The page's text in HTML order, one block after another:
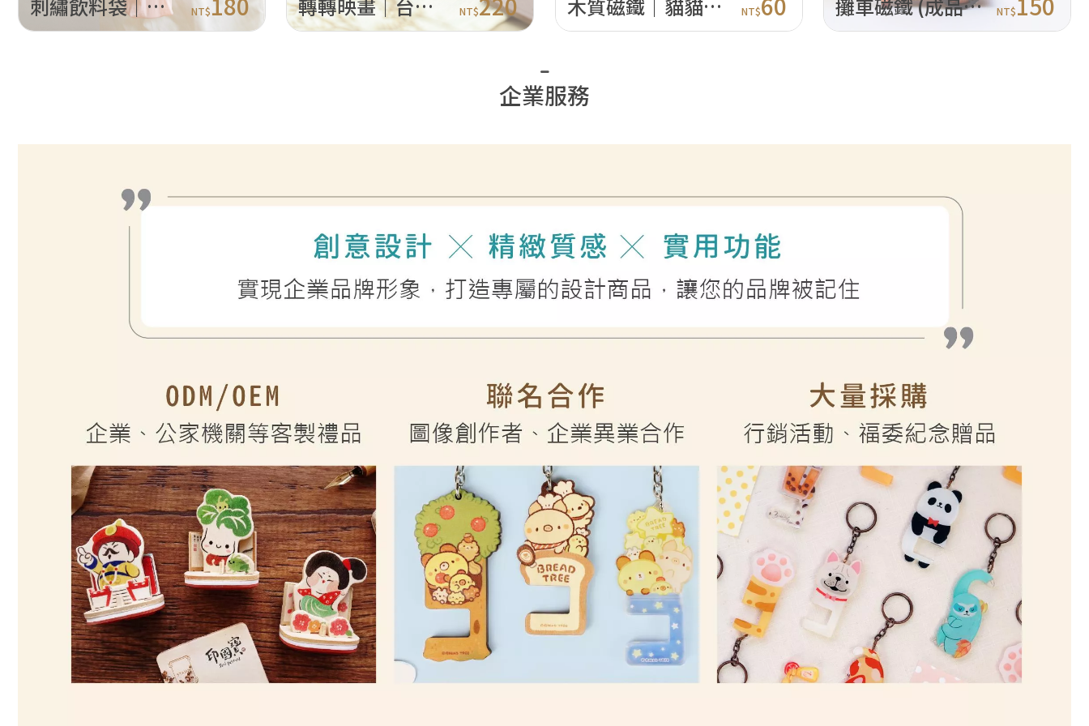
刺繡飲料袋｜經典珍奶 NT$ 轉轉映畫｜台灣街頭散步 NT$ 木質磁鐵｜貓貓地瓜球 NT$ 攤車磁鐵 (成品版/DIY版)｜珍奶攤 NT$
企業服務